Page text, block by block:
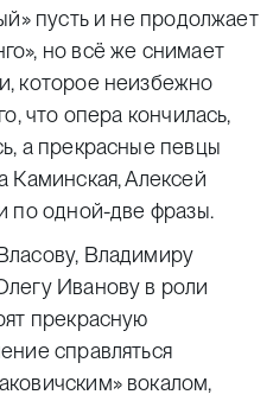
пусть и не продолжает
но всё же снимает
которое неизбежно
что опера кончилась,
а прекрасные певцы
Каминская, Алексей
по одной-две фразы.
Владимиру
Иванову в роли
прекрасную
справляться
вокалом,